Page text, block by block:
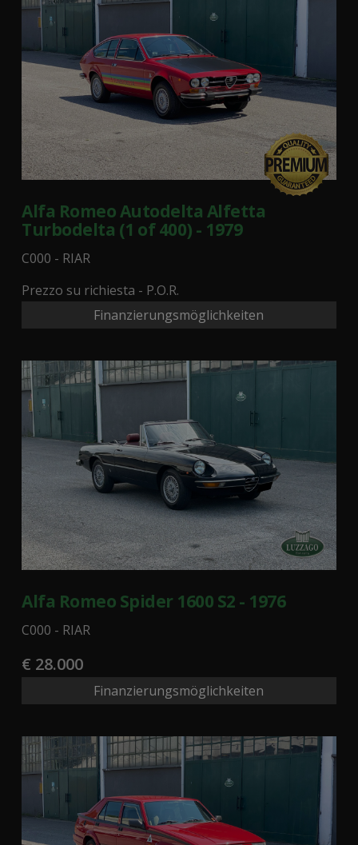
Alfa Romeo Autodelta Alfetta
Turbodelta (1 of 400) - 1979
C000 - RIAR
Prezzo su richiesta - P.O.R.
Finanzierungsmöglichkeiten
Alfa Romeo Spider 1600 S2 - 1976
C000 - RIAR
€ 28.000
Finanzierungsmöglichkeiten